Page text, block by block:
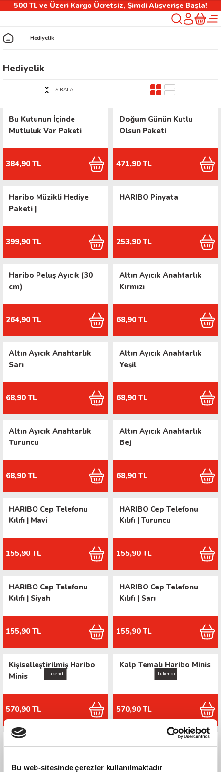
Bu web-sitesinde çerezler kullanılmaktadır
500 TL ve Üzeri Kargo Ücretsiz, Şimdi Alışverişe Başla!
Geri Dön
Kişiselleştirilebilir Ürünler
Hediyelik
Hediyelik
SIRALA
Bu Kutunun İçinde
Mutluluk Var Paketi
384,90 TL
Doğum Günün Kutlu
Olsun Paketi
471,90 TL
Haribo Müzikli Hediye
Paketi |
399,90 TL
HARIBO Pinyata
253,90 TL
Haribo Peluş Ayıcık (30
cm)
264,90 TL
Altın Ayıcık Anahtarlık
Kırmızı
68,90 TL
Altın Ayıcık Anahtarlık
Sarı
68,90 TL
Altın Ayıcık Anahtarlık
Yeşil
68,90 TL
Altın Ayıcık Anahtarlık
Turuncu
68,90 TL
Altın Ayıcık Anahtarlık
Bej
68,90 TL
HARIBO Cep Telefonu
Kılıfı | Mavi
155,90 TL
HARIBO Cep Telefonu
Kılıfı | Turuncu
155,90 TL
HARIBO Cep Telefonu
Kılıfı | Siyah
155,90 TL
HARIBO Cep Telefonu
Kılıfı | Sarı
155,90 TL
Tükendi
Kişiselleştirilmiş Haribo
Minis
570,90 TL
Tükendi
Kalp Temalı Haribo Minis
570,90 TL